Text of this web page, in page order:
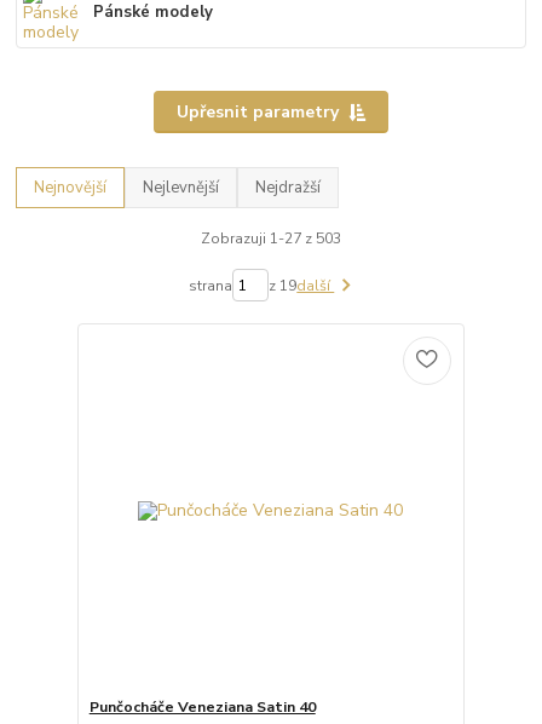
Pánské modely
Upřesnit parametry
Nejnovější Nejlevnější Nejdražší
Zobrazuji 1-27 z 503
strana z 19další
Punčocháče Veneziana Satin 40